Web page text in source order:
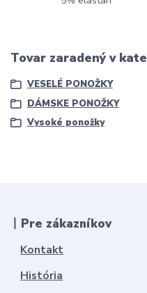
Tovar zaradený v
VESELÉ PONOŽKY
DÁMSKE PONOŽKY
Vysoké ponožky
丨Pre zákazníkov
Kontakt
História